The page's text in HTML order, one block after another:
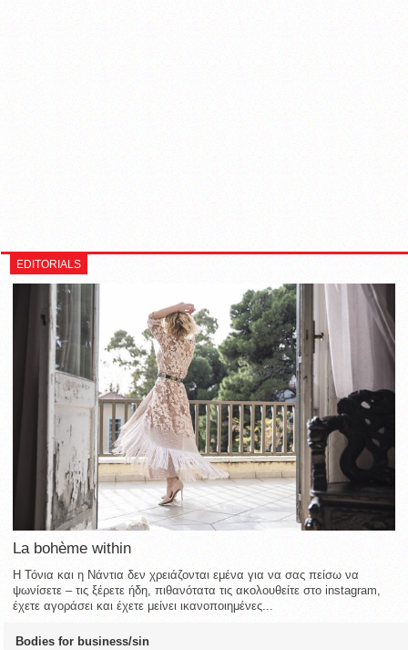
EDITORIALS
La bohème within
Η Τόνια και η Νάντια δεν χρειάζονται εμένα για να σας πείσω να
ψωνίσετε – τις ξέρετε ήδη, πιθανότατα τις ακολουθείτε στο instagram,
έχετε αγοράσει και έχετε μείνει ικανοποιημένες...
Bodies for business/sin